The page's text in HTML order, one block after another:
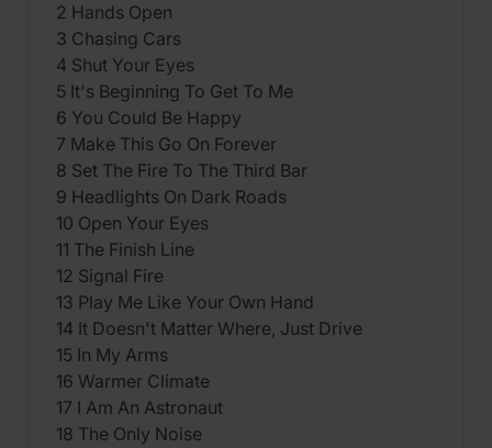
2 Hands Open
3 Chasing Cars
4 Shut Your Eyes
5 It's Beginning To Get To Me
6 You Could Be Happy
7 Make This Go On Forever
8 Set The Fire To The Third Bar
9 Headlights On Dark Roads
10 Open Your Eyes
11 The Finish Line
12 Signal Fire
13 Play Me Like Your Own Hand
14 It Doesn't Matter Where, Just Drive
15 In My Arms
16 Warmer Climate
17 I Am An Astronaut
18 The Only Noise